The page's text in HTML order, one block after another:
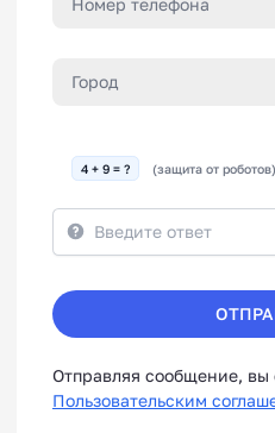
4 + 9 = ? (защита от роботов)
Отправляя сообщение, вы
Пользовательским